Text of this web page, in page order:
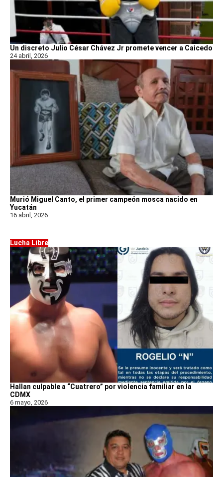
Un discreto Julio César Chávez Jr promete vencer a Caicedo
24 abril, 2026
Murió Miguel Canto, el primer campeón mosca nacido en
Yucatán
16 abril, 2026
Lucha Libre
Hallan culpable a “Cuatrero” por violencia familiar en la
CDMX
6 mayo, 2026